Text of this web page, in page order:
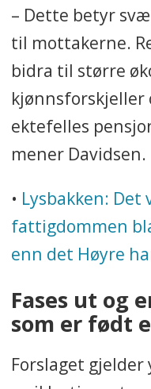
– Dette betyr
til mottakerne.
bidra til større
kjønnsforskjeller
ektefelles
mener Davidsen.
• Lysbakken:
fattigdommen
enn det Høyre
Fases ut og
som er født
Forslaget